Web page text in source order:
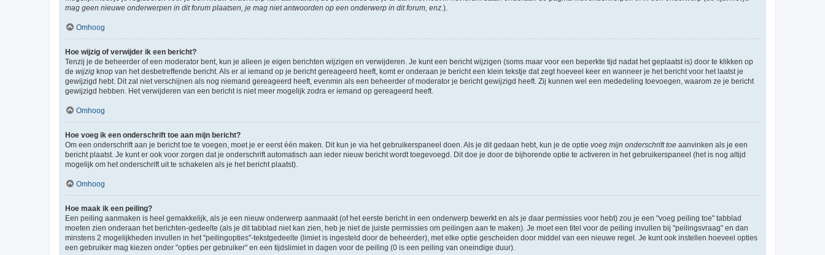
mag geen nieuwe onderwerpen in dit forum plaatsen, je mag niet antwoorden op een onderwerp in dit forum, enz. ).
Omhoog
Hoe wijzig of verwijder ik een bericht?
Tenzij je de beheerder of een moderator bent, kun je alleen je eigen berichten wijzigen en verwijderen. Je kunt een bericht wijzigen (soms maar voor een beperkte tijd nadat het geplaatst is) door te klikken op
de wijzig knop van het desbetreffende bericht. Als er al iemand op je bericht gereageerd heeft, komt er onderaan je bericht een klein tekstje dat zegt hoeveel keer en wanneer je het bericht voor het laatst je
gewijzigd hebt. Dit zal niet verschijnen als nog niemand gereageerd heeft, evenmin als een beheerder of moderator je bericht gewijzigd heeft. Zij kunnen wel een mededeling toevoegen, waarom ze je bericht
gewijzigd hebben. Het verwijderen van een bericht is niet meer mogelijk zodra er iemand op gereageerd heeft.
Omhoog
Hoe voeg ik een onderschrift toe aan mijn bericht?
Om een onderschrift aan je bericht toe te voegen, moet je er eerst één maken. Dit kun je via het gebruikerspaneel doen. Als je dit gedaan hebt, kun je de optie voeg mijn onderschrift toe aanvinken als je een
bericht plaatst. Je kunt er ook voor zorgen dat je onderschrift automatisch aan ieder nieuw bericht wordt toegevoegd. Dit doe je door de bijhorende optie te activeren in het gebruikerspaneel (het is nog altijd
mogelijk om het onderschrift uit te schakelen als je het bericht plaatst).
Omhoog
Hoe maak ik een peiling?
Een peiling aanmaken is heel gemakkelijk, als je een nieuw onderwerp aanmaakt (of het eerste bericht in een onderwerp bewerkt en als je daar permissies voor hebt) zou je een "voeg peiling toe" tabblad
moeten zien onderaan het berichten-gedeelte (als je dit tabblad niet kan zien, heb je niet de juiste permissies om peilingen aan te maken). Je moet een titel voor de peiling invullen bij "peilingsvraag" en dan
minstens 2 mogelijkheden invullen in het "peilingopties"-tekstgedeelte (limiet is ingesteld door de beheerder), met elke optie gescheiden door middel van een nieuwe regel. Je kunt ook instellen hoeveel opties
een gebruiker mag kiezen onder "opties per gebruiker" en een tijdslimiet in dagen voor de peiling (0 is een peiling van oneindige duur).